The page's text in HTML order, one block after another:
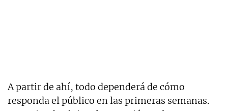
A partir de ahí, todo dependerá de cómo
responda el público en las primeras semanas.